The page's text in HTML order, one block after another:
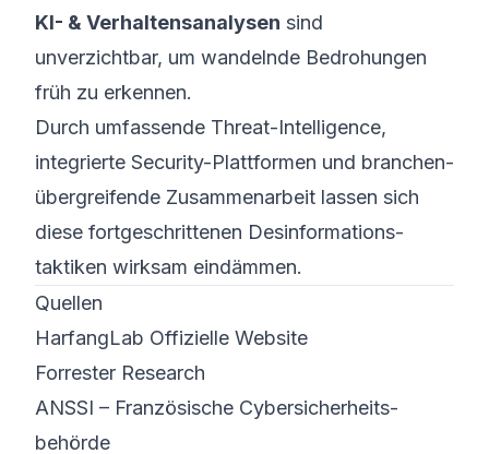
KI- & Verhaltensanalysen sind
unverzichtbar, um wandelnde Bedrohungen
früh zu erkennen.
Durch umfassende Threat-Intelligence,
integrierte Security-Plattformen und branchen­
übergreifende Zusammenarbeit lassen sich
diese fortgeschrittenen Desinformations­
taktiken wirksam eindämmen.
Quellen
HarfangLab Offizielle Website
Forrester Research
ANSSI – Französische Cyber­sicherheits­
behörde